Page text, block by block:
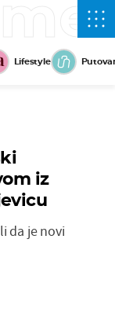
Lifestyle
iz
da je novi